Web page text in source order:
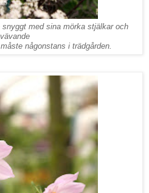
med sina mörka stjälkar och
någonstans i trädgården.